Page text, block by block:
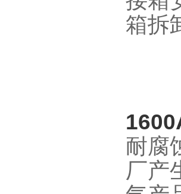
箱拆
耐腐
厂产